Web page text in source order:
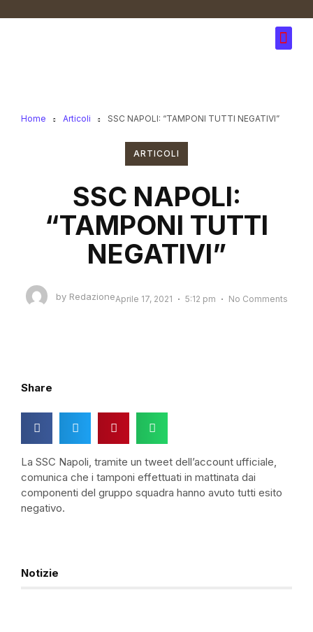
Home Articoli SSC NAPOLI: “TAMPONI TUTTI NEGATIVI”
ARTICOLI
SSC NAPOLI:
“TAMPONI TUTTI
NEGATIVI”
byRedazioneAprile 17, 2021 5:12 pm No Comments
Share
La SSC Napoli, tramite un tweet dell’account ufficiale,
comunica che i tamponi effettuati in mattinata dai
componenti del gruppo squadra hanno avuto tutti esito
negativo.
Notizie